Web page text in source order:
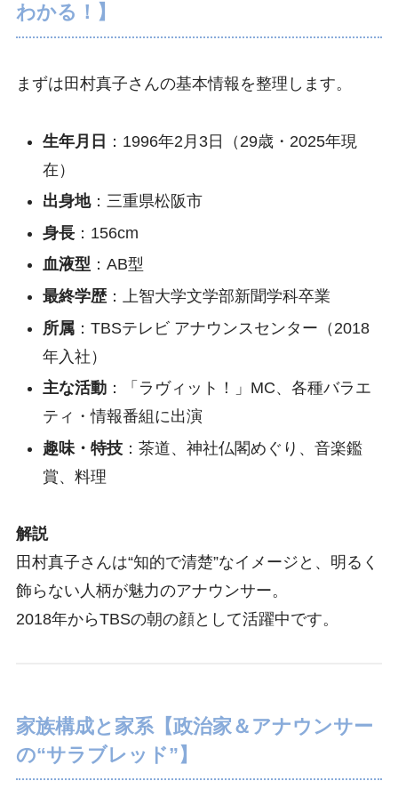
わかる！】
まずは田村真子さんの基本情報を整理します。
生年月日 ：1996年2月3日（29歳・2025年現
在）
出身地：三重県松阪市
身長：156cm
血液型 ：AB型
最終学歴：上智大学文学部新聞学科卒業
所属：TBSテレビ アナウンスセンター（2018
年入社）
主な活動：「ラヴィット！」MC、各種バラエ
ティ・情報番組に出演
趣味・特技：茶道、神社仏閣めぐり、音楽鑑
賞、料理
解説
田村真子さんは“知的で清楚”なイメージと、明るく
飾らない人柄が魅力のアナウンサー。
2018年からTBSの朝の顔として活躍中です。
家族構成と家系【政治家＆アナウンサー
の“サラブレッド”】